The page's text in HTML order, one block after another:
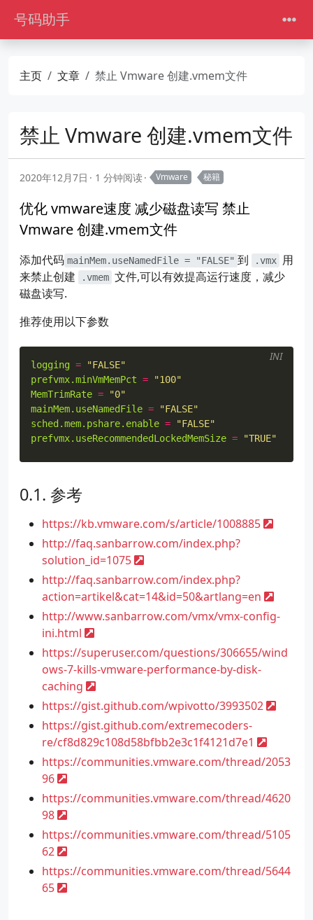
号码助手
主页 文章 禁止 Vmware 创建.vmem文件
禁止 Vmware 创建.vmem文件
2020年12月7日 1 分钟阅读 Vmware 秘籍
优化 vmware速度 减少磁盘读写 禁止
Vmware 创建.vmem文件
添加代码 mainMem.useNamedFile = "FALSE" 到 .vmx 用
来禁止创建
.vmem 文件,可以有效提高运行速度，减少
磁盘读写.
推荐使用以下参数
logging =
"FALSE"
prefvmx.minVmMemPct =
"100"
MemTrimRate =
"0"
mainMem.useNamedFile =
"FALSE"
sched.mem.pshare.enable =
"FALSE"
prefvmx.useRecommendedLockedMemSize = "TRUE"
INI
参考
https://kb.vmware.com/s/article/1008885
http://faq.sanbarrow.com/index.php?
solution_id=1075
http://faq.sanbarrow.com/index.php?
action=artikel&cat=14&id=50&artlang=en
http://www.sanbarrow.com/vmx/vmx-config-
ini.html
https://superuser.com/questions/306655/wind
ows-7-kills-vmware-performance-by-disk-
caching
https://gist.github.com/wpivotto/3993502
https://gist.github.com/extremecoders-
re/cf8d829c108d58bfbb2e3c1f4121d7e1
https://communities.vmware.com/thread/2053
96
https://communities.vmware.com/thread/4620
98
https://communities.vmware.com/thread/5105
62
https://communities.vmware.com/thread/5644
65